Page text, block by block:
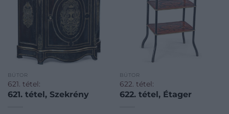
BÚTOR
621. tétel:
621. tétel, Szekrény
BÚTOR
622. tétel:
622. tétel, Étager